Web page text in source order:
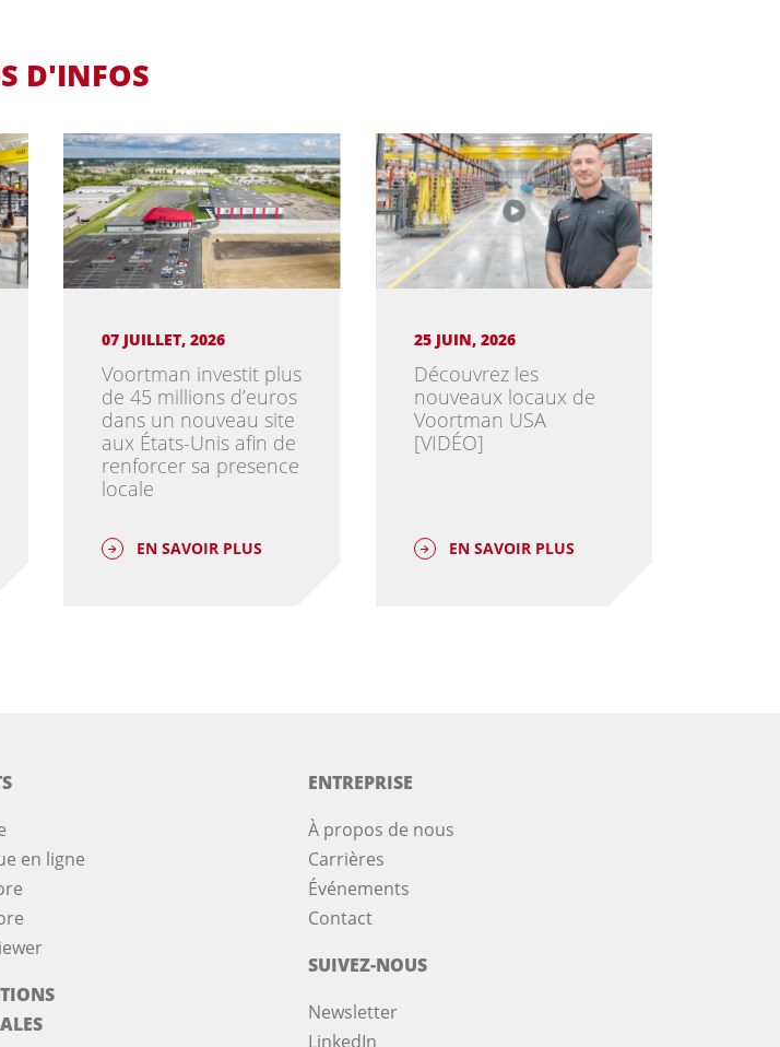
D'INFOS
07 JUILLET, 2026
Voortman investit plus
de 45 millions d’euros
dans un nouveau site
aux États-Unis afin de
renforcer sa presence
locale
EN SAVOIR PLUS
25 JUIN, 2026
Découvrez les
nouveaux locaux de
Voortman USA
[VIDÉO]
EN SAVOIR PLUS
en ligne
ENTREPRISE
À propos de nous
Carrières
Événements
Contact
SUIVEZ-NOUS
Newsletter
LinkedIn